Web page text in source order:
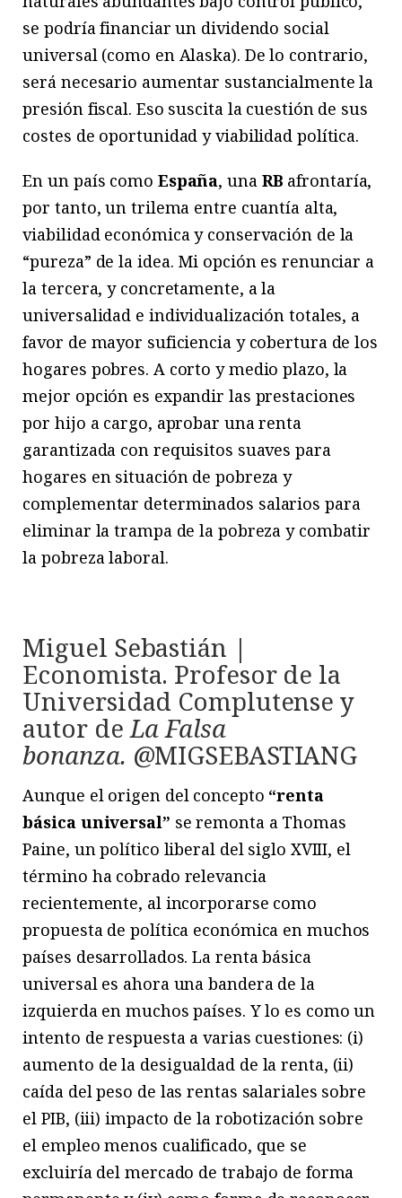
se podría financiar un dividendo social
universal (como en Alaska). De lo contrario,
será necesario aumentar sustancialmente la
presión fiscal. Eso suscita la cuestión de sus
costes de oportunidad y viabilidad política.
En un país como España, una RB afrontaría,
por tanto, un trilema entre cuantía alta,
viabilidad económica y conservación de la
“pureza” de la idea. Mi opción es renunciar a
la tercera, y concretamente, a la
universalidad e individualización totales, a
favor de mayor suficiencia y cobertura de los
hogares pobres. A corto y medio plazo, la
mejor opción es expandir las prestaciones
por hijo a cargo, aprobar una renta
garantizada con requisitos suaves para
hogares en situación de pobreza y
complementar determinados salarios para
eliminar la trampa de la pobreza y combatir
la pobreza laboral.
Miguel Sebastián |
Economista. Profesor de la
Universidad Complutense y
autor deLa Falsa
bonanza. @MIGSEBASTIANG
Aunque el origen del concepto “renta
básica universal” se remonta a Thomas
Paine, un político liberal del siglo XVIII, el
término ha cobrado relevancia
recientemente, al incorporarse como
propuesta de política económica en muchos
países desarrollados. La renta básica
universal es ahora una bandera de la
izquierda en muchos países. Y lo es como un
intento de respuesta a varias cuestiones: (i)
aumento de la desigualdad de la renta, (ii)
caída del peso de las rentas salariales sobre
el PIB, (iii) impacto de la robotización sobre
el empleo menos cualificado, que se
excluiría del mercado de trabajo de forma